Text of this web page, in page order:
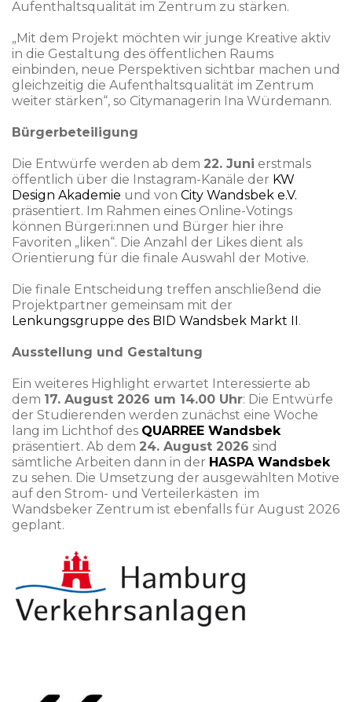
Aufenthaltsqualität im Zentrum zu stärken.
„Mit dem Projekt möchten wir junge Kreative aktiv
in die Gestaltung des öffentlichen Raums
einbinden, neue Perspektiven sichtbar machen und
gleichzeitig die Aufenthaltsqualität im Zentrum
weiter stärken“, so Citymanagerin Ina Würdemann.
Bürgerbeteiligung
Die Entwürfe werden ab dem 22. Juni erstmals
öffentlich über die Instagram-Kanäle der KW
Design Akademie und von City Wandsbek e.V.
präsentiert. Im Rahmen eines Online-Votings
können Bürgeri:nnen und Bürger hier ihre
Favoriten „liken“. Die Anzahl der Likes dient als
Orientierung für die finale Auswahl der Motive.
Die finale Entscheidung treffen anschließend die
Projektpartner gemeinsam mit der
Lenkungsgruppe des BID Wandsbek Markt II.
Ausstellung und Gestaltung
Ein weiteres Highlight erwartet Interessierte ab
dem 17. August 2026 um 14.00 Uhr: Die Entwürfe
der Studierenden werden zunächst eine Woche
lang im Lichthof des QUARREE Wandsbek
präsentiert. Ab dem 24. August 2026 sind
sämtliche Arbeiten dann in der HASPA Wandsbek
zu sehen. Die Umsetzung der ausgewählten Motive
auf den Strom- und Verteilerkästen im
Wandsbeker Zentrum ist ebenfalls für August 2026
geplant.